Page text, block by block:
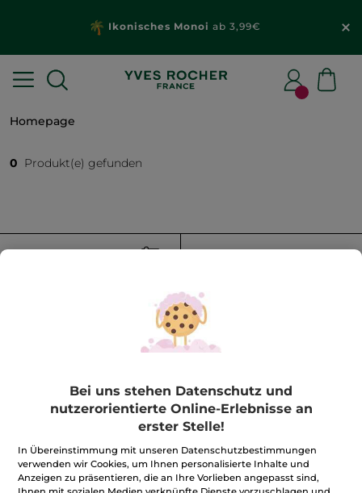
Ikonisches Monoi ab 3,99€
Homepage
0 Produkt(e) gefunden
FILTER SORTIEREN NACH
100%unserer Aktivstoffe
sindpflanzlich
Wir bewirtschaften
unsere Felder
biologisch
Bei uns stehen Datenschutz und
nutzerorientierte Online-Erlebnisse an
erster Stelle!
In Übereinstimmung mit unseren Datenschutzbestimmungen
verwenden wir Cookies, um Ihnen personalisierte Inhalte und
Anzeigen zu präsentieren, die an Ihre Vorlieben angepasst sind,